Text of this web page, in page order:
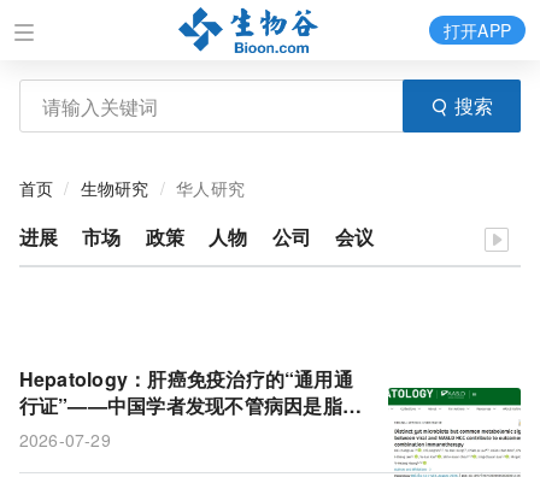
搜索
打开APP
首页 生物研究 华人研究
进展 市场 政策 人物 公司 会议
Hepatology：肝癌免疫治疗的“通用通
行证”——中国学者发现不管病因是脂肪
肝还是乙肝，乙酸盐高的人疗效更好
2026-07-29